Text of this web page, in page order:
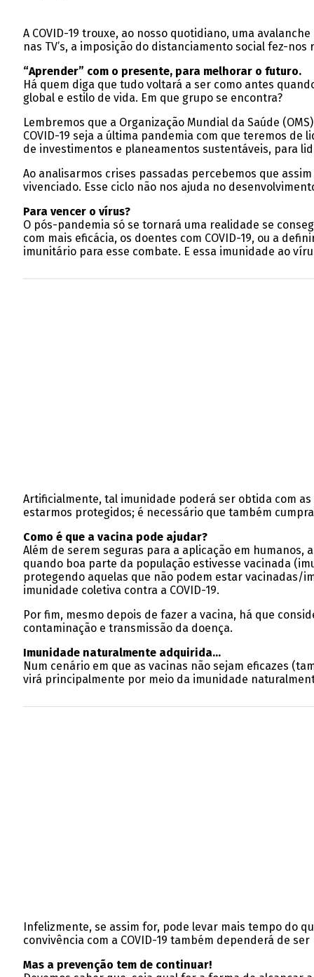
A COVID-19 trouxe, ao nosso quotidiano, uma
nas TV’s, a imposição do distanciamento social fez-
“Aprender” com o presente, para melhorar o futuro.
Há quem diga que tudo voltará a ser como antes
global e estilo de vida. Em que grupo se encontra?
Lembremos que a Organização Mundial da Saúde
COVID-19 seja a última pandemia com que teremos
de investimentos e planeamentos sustentáveis, para
Ao analisarmos crises passadas percebemos que
vivenciado. Esse ciclo não nos ajuda no
Para vencer o vírus?
O pós-pandemia só se tornará uma realidade se
com mais eficácia, os doentes com COVID-19, ou a
imunitário para esse combate. E essa imunidade ao
Artificialmente, tal imunidade poderá ser obtida com
estarmos protegidos; é necessário que também
Como é que a vacina pode ajudar?
Além de serem seguras para a aplicação em
quando boa parte da população estivesse vacinada
protegendo aquelas que não podem estar vacinadas/
imunidade coletiva contra a COVID-19.
Por fim, mesmo depois de fazer a vacina, há que
contaminação e transmissão da doença.
Imunidade naturalmente adquirida…
Num cenário em que as vacinas não sejam eficazes
virá principalmente por meio da imunidade
Infelizmente, se assim for, pode levar mais tempo do
convivência com a COVID-19 também dependerá de
Mas a prevenção tem de continuar!